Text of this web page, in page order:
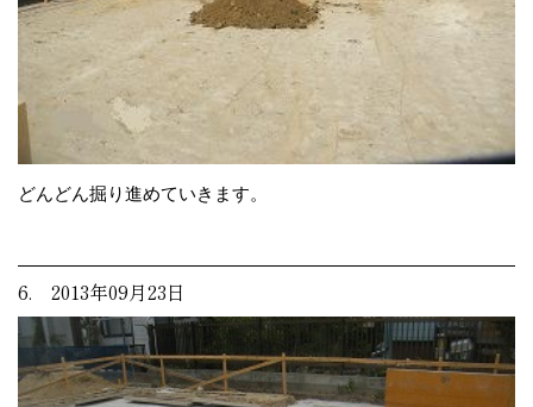
どんどん掘り進めていきます。
6. 2013年09月23日